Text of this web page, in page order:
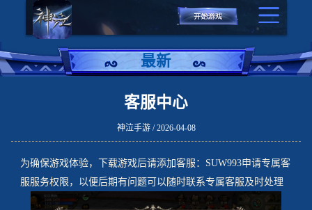
最新
客服中心
神泣手游 / 2026-04-08
为确保游戏体验，下载游戏后请添加客服：SUW993申请专属客
服服务权限，以便后期有问题可以随时联系专属客服及时处理